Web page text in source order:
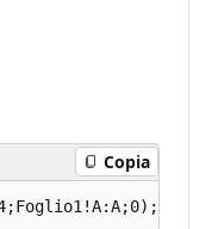
Copia